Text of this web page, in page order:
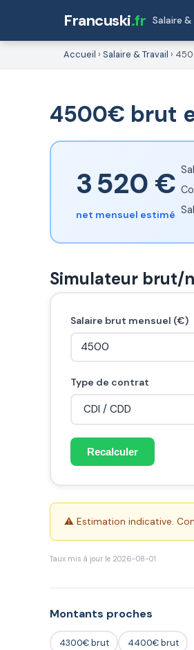
Francuski.fr Salaire &
Accueil › Salaire & Travail ›
4500€ brut
3 520 €
net mensuel estimé
Simulateur brut/
Salaire brut mensuel (€)
Type de contrat
Recalculer
⚠️ Estimation indicative.
Taux mis à jour le 2026-08-01
Montants proches
4300€ brut 4400€ brut